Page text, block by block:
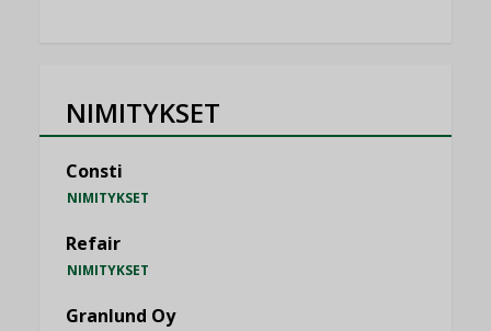
NIMITYKSET
Consti
NIMITYKSET
Refair
NIMITYKSET
Granlund Oy